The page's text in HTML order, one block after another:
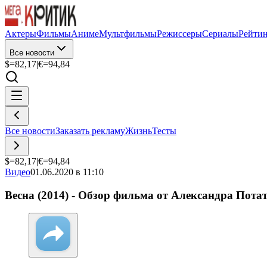
АктерыФильмыАнимеМультфильмыРежиссерыСериалы
Все новости
$=82,17|€=94,84
Все новостиЗаказать рекламуЖизньТесты
$=82,17|€=94,84
Видео01.06.2020 в 11:10
Весна (2014) - Обзор фильма от Александра